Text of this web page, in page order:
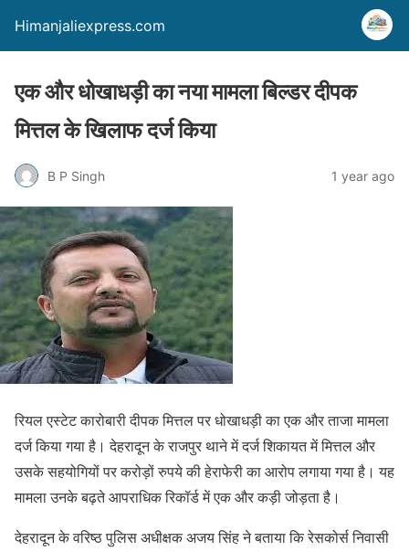
Himanjaliexpress.com
एक और धोखाधड़ी का नया मामला बिल्डर दीपक
मित्तल के खिलाफ दर्ज किया
B P Singh 1 year ago
रियल एस्टेट कारोबारी दीपक मित्तल पर धोखाधड़ी का एक और ताजा मामला
दर्ज किया गया है। देहरादून के राजपुर थाने में दर्ज शिकायत में मित्तल और
उसके सहयोगियों पर करोड़ों रुपये की हेराफेरी का आरोप लगाया गया है। यह
मामला उनके बढ़ते आपराधिक रिकॉर्ड में एक और कड़ी जोड़ता है।
देहरादून के वरिष्ठ पुलिस अधीक्षक अजय सिंह ने बताया कि रेसकोर्स निवासी